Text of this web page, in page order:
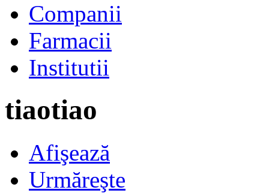
Companii
Farmacii
Institutii
tiaotiao
Afişează
Urmăreşte